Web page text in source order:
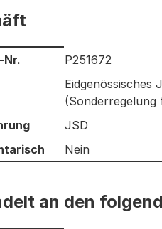
zum Ausgewählten
Nr.
P251672
Eidgenössisches
(Sonderregelung
JSD
Nein
an den